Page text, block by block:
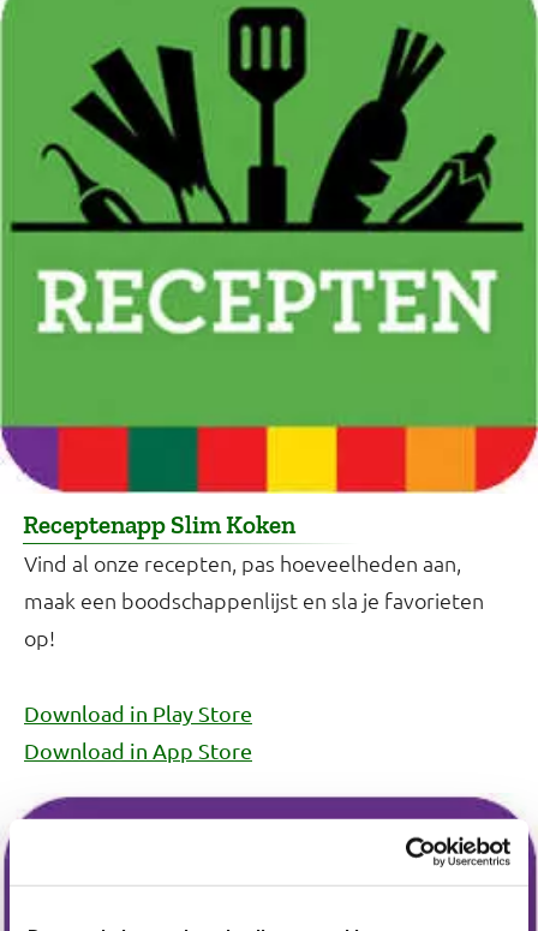
Receptenapp Slim Koken
Vind al onze recepten, pas hoeveelheden aan,
maak een boodschappenlijst en sla je favorieten
op!
Download in Play Store
Download in App Store